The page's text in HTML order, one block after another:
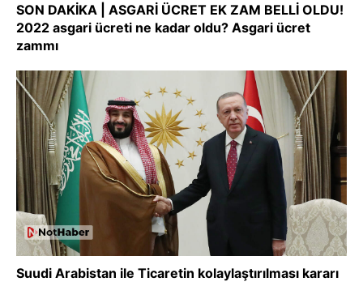
SON DAKİKA | ASGARİ ÜCRET EK ZAM BELLİ OLDU!
2022 asgari ücreti ne kadar oldu? Asgari ücret
zammı
Suudi Arabistan ile Ticaretin kolaylaştırılması kararı